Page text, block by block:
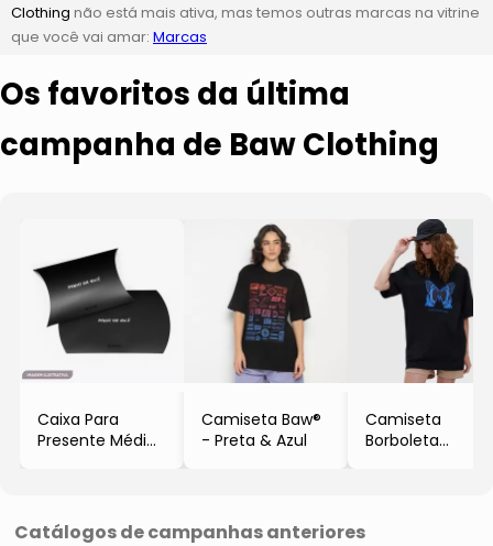
Clothing não está mais ativa, mas temos outras marcas na vitrine
que você vai amar: Marcas
Os favoritos da última
campanha de Baw Clothing
Caixa Para
Presente Média
Camiseta Baw®
- Preta & Azul
Camiseta
Borboleta
Catálogos de campanhas anteriores